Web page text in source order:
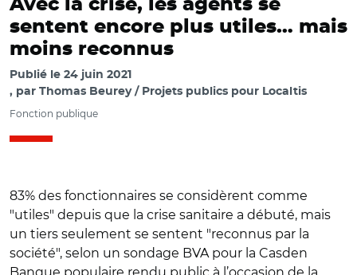
Avec la crise, les agents se
sentent encore plus utiles… mais
moins reconnus
Publié le 24 juin 2021
par Thomas Beurey / Projets publics pour Localtis
Fonction publique
83% des fonctionnaires se considèrent comme
"utiles" depuis que la crise sanitaire a débuté, mais
un tiers seulement se sentent "reconnus par la
société", selon un sondage BVA pour la Casden